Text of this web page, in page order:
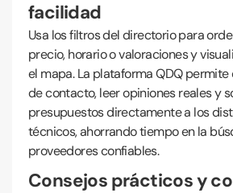
facilidad
Usa los filtros del directorio para
precio, horario o valoraciones y
el mapa. La plataforma QDQ
de contacto, leer opiniones reales y
presupuestos directamente a los
técnicos, ahorrando tiempo en la
proveedores confiables.
Consejos prácticos y